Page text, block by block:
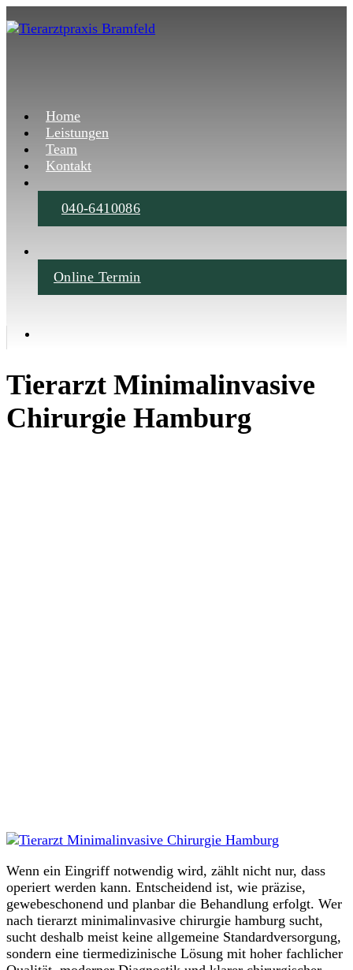
Home
Leistungen
Team
Kontakt
040-6410086
Online Termin
Tierarzt Minimalinvasive
Chirurgie Hamburg
Wenn ein Eingriff notwendig wird, zählt nicht nur, dass
operiert werden kann. Entscheidend ist, wie präzise,
gewebeschonend und planbar die Behandlung erfolgt. Wer
nach tierarzt minimalinvasive chirurgie hamburg sucht,
sucht deshalb meist keine allgemeine Standardversorgung,
sondern eine tiermedizinische Lösung mit hoher fachlicher